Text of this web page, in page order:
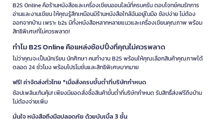
B2S Online คือร้านหนังสือและเครื่องเขียนออนไลน์ที่ครบครัน ตอบโจทย์คนรักการ
อ่านและงานเขียน ให้คุณรู้สึกเหมือนมีร้านหนังสือใกล้ฉันอยู่ในมือ ช้อปง่าย ไม่ต้อง
ออกจากบ้าน เพราะ b2s มีทั้งหนังสือหลากหลายแนวและเครื่องเขียนคุณภาพ พร้อม
สิทธิพิเศษที่ไม่ควรพลาด!
ทำไม B2S Online คือแหล่งช้อปปิ้งที่คุณไม่ควรพลาด
ไม่ว่าคุณจะเป็นนักเรียน นักศึกษา คนทำงาน B2S พร้อมให้คุณเลือกสินค้าคุณภาพได้
ตลอด 24 ชั่วโมง พร้อมโปรโมชั่นและสิทธิพิเศษมากมาย
ฟรี! ค่าจัดส่งทั่วไทย *เมื่อสั่งครบขั้นต่ำที่บริษัทกำหนด
ช้อปเพลินเกินคุ้ม! เพียงมียอดสั่งซื้อสินค้าขั้นต่ำที่บริษัทกำหนด รับสิทธิ์ส่งฟรีถึงบ้าน
ไม่ต้องจ่ายเพิ่ม
มั่นใจ หนังสือถึงมือปลอดภัย ด้วยบับเบิ้ล 3 ชั้น